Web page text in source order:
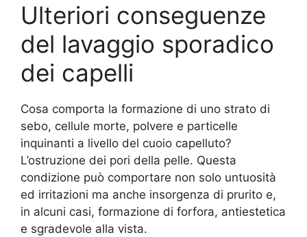
Ulteriori conseguenze
del lavaggio sporadico
dei capelli
Cosa comporta la formazione di uno strato di
sebo, cellule morte, polvere e particelle
inquinanti a livello del cuoio capelluto?
L’ostruzione dei pori della pelle. Questa
condizione può comportare non solo untuosità
ed irritazioni ma anche insorgenza di prurito e,
in alcuni casi, formazione di forfora, antiestetica
e sgradevole alla vista.